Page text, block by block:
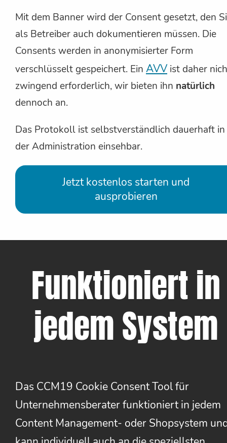
Mit dem Banner wird der Consent gesetzt, den
als Betreiber auch dokumentieren müssen. Die
Consents werden in anonymisierter Form
verschlüsselt gespeichert. Ein AVV ist daher
zwingend erforderlich, wir bieten ihn natürlich
dennoch an.
Das Protokoll ist selbstverständlich dauerhaft in
der Administration einsehbar.
Jetzt kostenlos starten und
ausprobieren
Funktioniert in
jedem System
Das CCM19 Cookie Consent Tool für
Unternehmensberater funktioniert in jedem
Content Management- oder Shopsystem